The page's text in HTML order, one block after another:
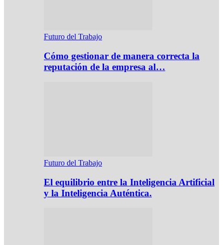
Futuro del Trabajo
Cómo gestionar de manera correcta la
reputación de la empresa al…
Futuro del Trabajo
El equilibrio entre la Inteligencia Artificial
y la Inteligencia Auténtica.